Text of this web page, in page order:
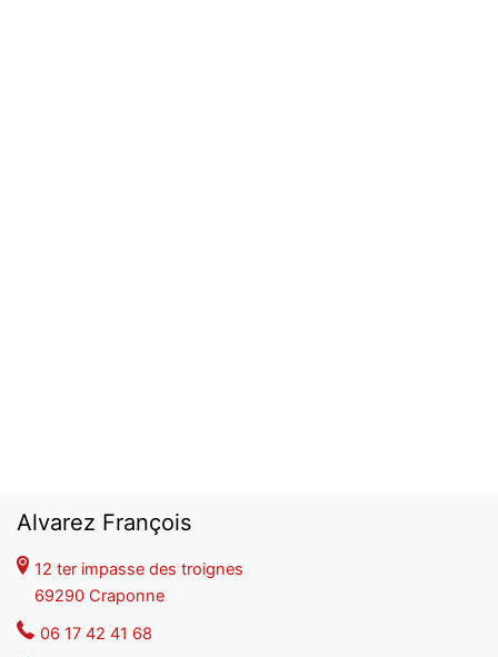
Alvarez François
12 ter impasse des troignes
69290 Craponne
06 17 42 41 68